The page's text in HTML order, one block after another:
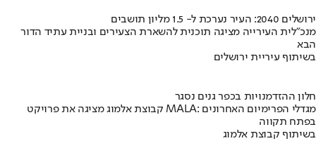
ירושלים 2040: העיר נערכת ל- 1.5 מליון תושבים
מנכ"לית העירייה מציגה תוכנית להשארת הצעירים ובניית עתיד הדור
הבא
בשיתוף עיריית ירושלים
חלון ההזדמנויות בכפר גנים נסגר
קבוצת אלמוג מציגה את פרויקט MALA: מגדלי הפרימיום האחרונים
בפתח תקווה
בשיתוף קבוצת אלמוג